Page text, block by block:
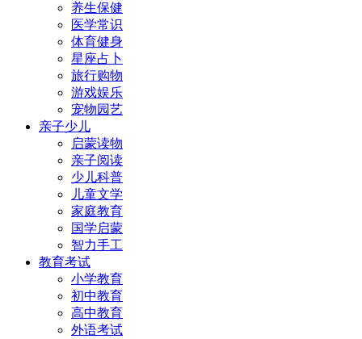
养生保健
医学常识
体育健身
星座占卜
旅行购物
游戏娱乐
宠物园艺
亲子少儿
启蒙读物
亲子阅读
少儿科普
儿童文学
家庭教育
国学启蒙
智力手工
教育考试
小学教育
初中教育
高中教育
外语考试